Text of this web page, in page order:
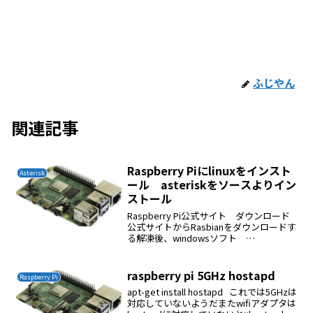
ふじやん
関連記事
Asterisk
Raspberry Piにlinuxをインスト
ール asteriskをソースよりイン
ストール
Raspberry Pi公式サイト ダウンロード
公式サイトからRasbianをダウンロードす
る解凍後、windowsソフト
の確認tail gre...
Raspberry Pi raspberry pi 5GHz hostapd
apt-get install hostapd これでは5GHzは
対応していないようだまたwifiアダプタは